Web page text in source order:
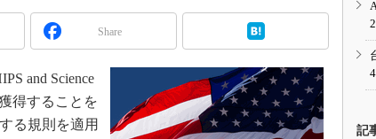
ド ～Behind the
こったこと、次の10年
アジアの新トレンド
知る
Share
and Science
得することを
る規則を適用
記